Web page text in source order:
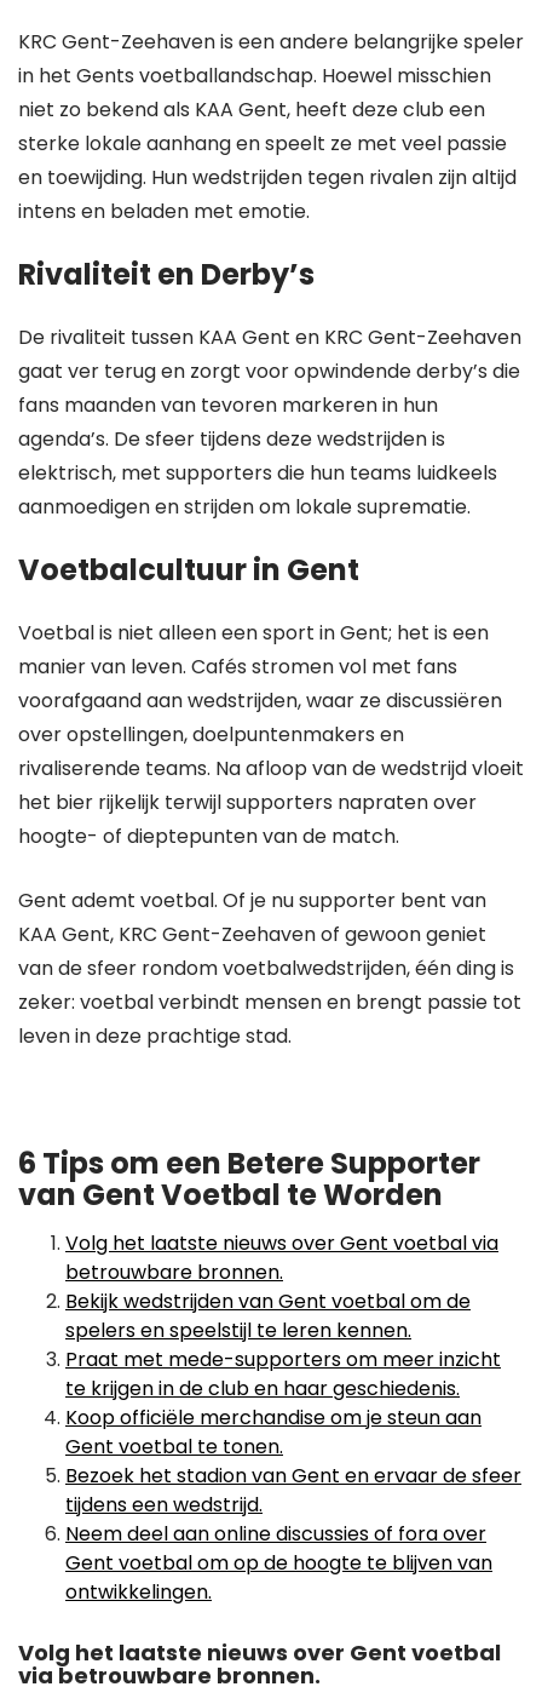
KRC Gent-Zeehaven is een andere belangrijke speler
in het Gents voetballandschap. Hoewel misschien
niet zo bekend als KAA Gent, heeft deze club een
sterke lokale aanhang en speelt ze met veel passie
en toewijding. Hun wedstrijden tegen rivalen zijn altijd
intens en beladen met emotie.
Rivaliteit en Derby’s
De rivaliteit tussen KAA Gent en KRC Gent-Zeehaven
gaat ver terug en zorgt voor opwindende derby’s die
fans maanden van tevoren markeren in hun
agenda’s. De sfeer tijdens deze wedstrijden is
elektrisch, met supporters die hun teams luidkeels
aanmoedigen en strijden om lokale suprematie.
Voetbalcultuur in Gent
Voetbal is niet alleen een sport in Gent; het is een
manier van leven. Cafés stromen vol met fans
voorafgaand aan wedstrijden, waar ze discussiëren
over opstellingen, doelpuntenmakers en
rivaliserende teams. Na afloop van de wedstrijd vloeit
het bier rijkelijk terwijl supporters napraten over
hoogte- of dieptepunten van de match.
Gent ademt voetbal. Of je nu supporter bent van
KAA Gent, KRC Gent-Zeehaven of gewoon geniet
van de sfeer rondom voetbalwedstrijden, één ding is
zeker: voetbal verbindt mensen en brengt passie tot
leven in deze prachtige stad.
6 Tips om een Betere Supporter
van Gent Voetbal te Worden
Volg het laatste nieuws over Gent voetbal via
betrouwbare bronnen.
Bekijk wedstrijden van Gent voetbal om de
spelers en speelstijl te leren kennen.
Praat met mede-supporters om meer inzicht
te krijgen in de club en haar geschiedenis.
Koop officiële merchandise om je steun aan
Gent voetbal te tonen.
Bezoek het stadion van Gent en ervaar de sfeer
tijdens een wedstrijd.
Neem deel aan online discussies of fora over
Gent voetbal om op de hoogte te blijven van
ontwikkelingen.
Volg het laatste nieuws over Gent voetbal
via betrouwbare bronnen.